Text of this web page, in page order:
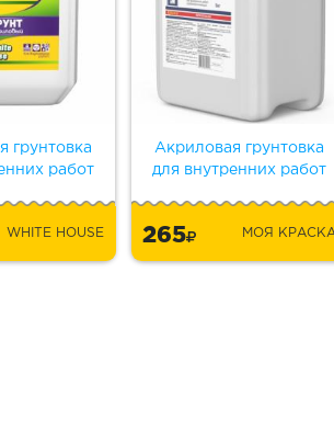
грунтовка
работ
WHITE HOUSE
Акриловая грунтовка
для внутренних работ
265 МОЯ